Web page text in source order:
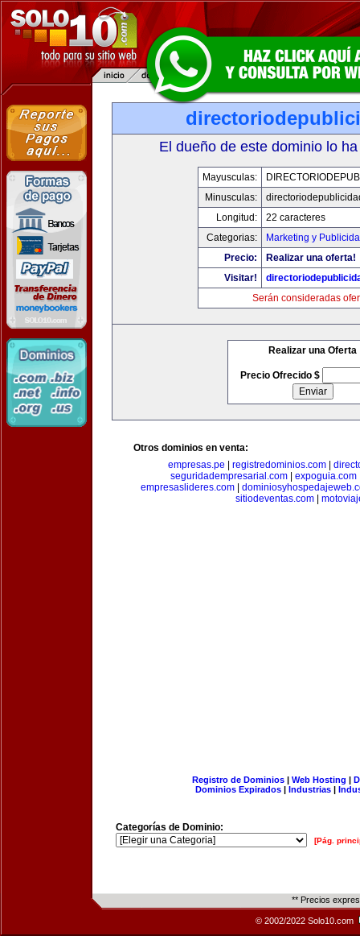
El dueño de este dominio lo
Mayusculas:
Minusculas:
Longitud:
22 caracteres
Categorias:
Marketing y
Precio:
Realizar una oferta!
Visitar!
Serán consideradas
Realizar una Oferta
Precio Ofrecido $
Otros dominios en venta:
empresas.pe
registredominios.com
seguridadempresarial.com
expoguia.com
empresaslideres.com|
sitiodeventas.com
Registro de Dominios| Web Hosting |
Dominios Expirados | Industrias |
Categorías de Dominio:
[Pág.
** Precios
© 2002/2022 Solo10.com